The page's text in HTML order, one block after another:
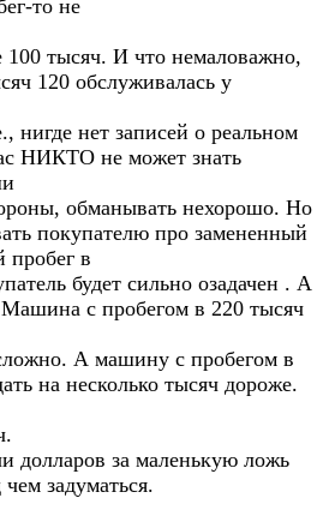
то не
100 тысяч. И что немаловажно,
120 обслуживалась у
нигде нет записей о реальном
НИКТО не может знать
обманывать нехорошо. Но
покупателю про замененный
пробег в
будет сильно озадачен . А
с пробегом в 220 тысяч
А машину с пробегом в
на несколько тысяч дороже.
долларов за маленькую ложь
задуматься.